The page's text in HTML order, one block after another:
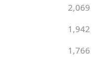
2,069
1,942
1,766